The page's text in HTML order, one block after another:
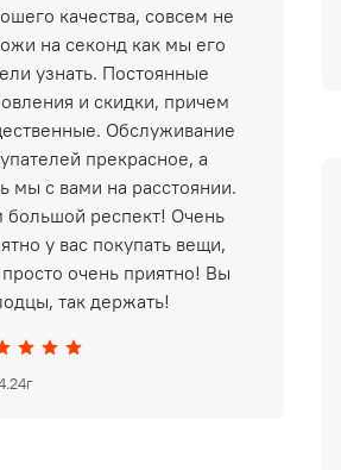
качества, совсем не
на секонд как мы его
узнать. Постоянные
и скидки, причем
Обслуживание
прекрасное, а
мы с вами на расстоянии.
большой респект! Очень
у вас покупать вещи,
просто очень приятно! Вы
так держать!